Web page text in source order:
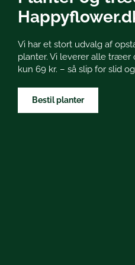
Vi har et stort udvalg af
planter. Vi leverer alle
kun 69 kr. – så slip for slid
Bestil planter